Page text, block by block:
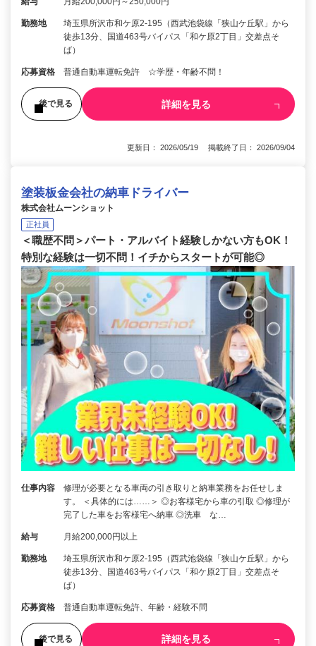
勤務地
埼玉県所沢市和ケ原2‐195（西武池袋線「狭山ケ丘駅」から
徒歩13分、国道463号バイパス「和ケ原2丁目」交差点そ
ば）
応募資格 普通自動車運転免許 ☆学歴・年齢不問！
後で見る 詳細を見る
更新日： 2026/05/19 掲載終了日： 2026/09/04
塗装板金会社の納車ドライバー
株式会社ムーンショット
正社員
＜職歴不問＞パート・アルバイト経験しかない方もOK！
特別な経験は一切不問！イチからスタートが可能◎
仕事内容
修理が必要となる車両の引き取りと納車業務をお任せしま
す。 ＜具体的には……＞ ◎お客様宅から車の引取 ◎修理が
完了した車をお客様宅へ納車 ◎洗車 な…
給与 月給200,000円以上
勤務地
埼玉県所沢市和ケ原2‐195（西武池袋線「狭山ケ丘駅」から
徒歩13分、国道463号バイパス「和ケ原2丁目」交差点そ
ば）
応募資格 普通自動車運転免許、年齢・経験不問
後で見る 詳細を見る